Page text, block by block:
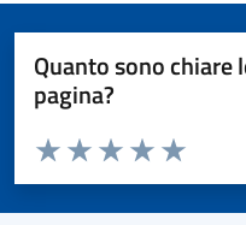
Quanto sono
pagina?
Valuta da 1 a 5 stelle la pagina
Valuta 5
Valuta 4
Valuta 3 stelle su
Valuta 2 stelle su 5
Valuta 1 stelle su 5